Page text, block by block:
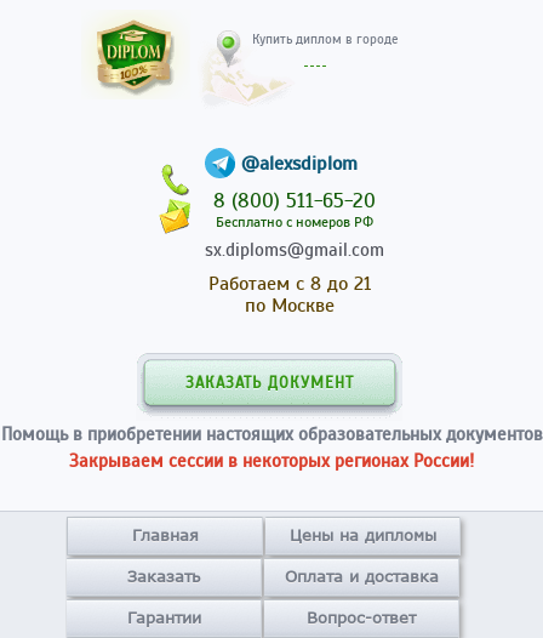
@alexsdiplom
8 (800) 511-65-20
Бесплатно с номеров РФ
sx.diploms@gmail.com
Работаем с 8 до 21
по Москве
ЗАКАЗАТЬ ДОКУМЕНТ
Помощь в приобретении настоящих образовательных документов
Закрываем сессии в некоторых регионах России!
Главная Цены на дипломы
Заказать Оплата и доставка
Гарантии Вопрос-ответ